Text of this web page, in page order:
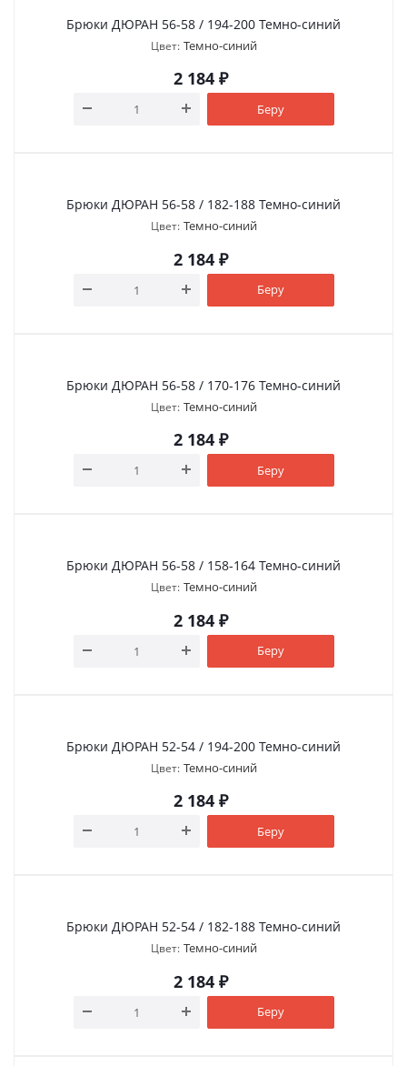
Брюки ДЮРАН 56-58 / 194-200 Темно-синий
Цвет: Темно-синий
2 184₽
Беру
Брюки ДЮРАН 56-58 / 182-188 Темно-синий
Цвет: Темно-синий
2 184₽
Беру
Брюки ДЮРАН 56-58 / 170-176 Темно-синий
Цвет: Темно-синий
2 184₽
Беру
Брюки ДЮРАН 56-58 / 158-164 Темно-синий
Цвет: Темно-синий
2 184₽
Беру
Брюки ДЮРАН 52-54 / 194-200 Темно-синий
Цвет: Темно-синий
2 184₽
Беру
Брюки ДЮРАН 52-54 / 182-188 Темно-синий
Цвет: Темно-синий
2 184₽
Беру